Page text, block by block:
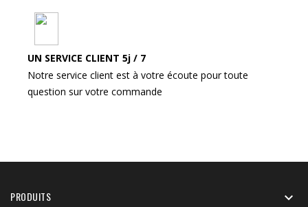
UN SERVICE CLIENT 5j / 7
Notre service client est à votre écoute pour toute
question sur votre commande
PRODUITS 